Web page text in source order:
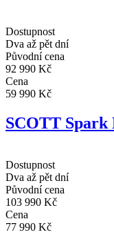
Dostupnost
Dva až pět dní
Původní cena
92 990 Kč
Cena
59 990 Kč
SCOTT Spark
Dostupnost
Dva až pět dní
Původní cena
103 990 Kč
Cena
77 990 Kč